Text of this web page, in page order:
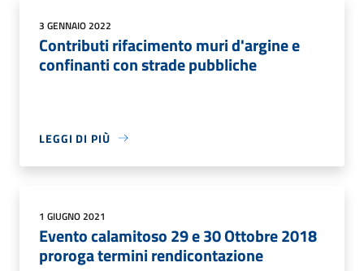
3 GENNAIO 2022
Contributi rifacimento muri d'argine e
confinanti con strade pubbliche
LEGGI DI PIÙ
1 GIUGNO 2021
Evento calamitoso 29 e 30 Ottobre 2018
proroga termini rendicontazione